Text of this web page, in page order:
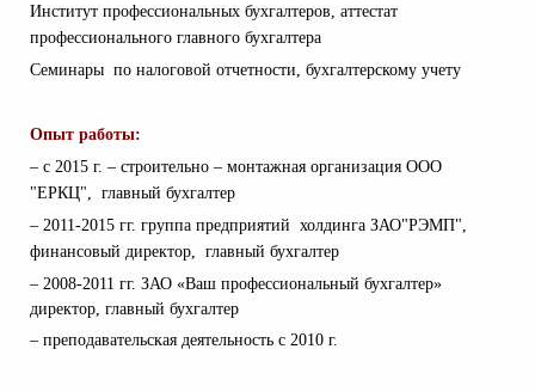
Институт профессиональных бухгалтеров, аттестат
профессионального главного бухгалтера
Семинары по налоговой отчетности, бухгалтерскому учету
Опыт работы:
– с 2015 г. – строительно – монтажная организация ООО
"ЕРКЦ", главный бухгалтер
– 2011-2015 гг. группа предприятий холдинга ЗАО"РЭМП",
финансовый директор, главный бухгалтер
– 2008-2011 гг. ЗАО «Ваш профессиональный бухгалтер»
директор, главный бухгалтер
– преподавательская деятельность с 2010 г.